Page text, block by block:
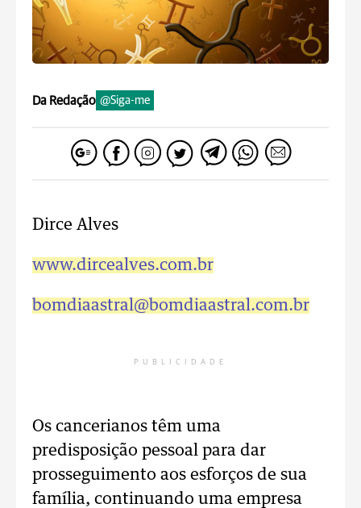
Da Redação @Siga-me
Dirce Alves
www.dircealves.com.br
bomdiaastral@bomdiaastral.com.br
PUBLICIDADE
Os cancerianos têm uma
predisposição pessoal para dar
prosseguimento aos esforços de sua
família, continuando uma empresa